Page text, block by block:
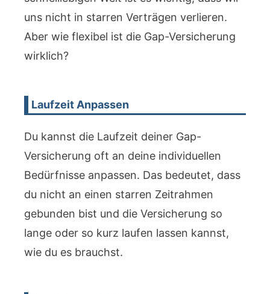
uns nicht in starren Verträgen verlieren.
Aber wie flexibel ist die Gap-Versicherung
wirklich?
Laufzeit Anpassen
Du kannst die Laufzeit deiner Gap-
Versicherung oft an deine individuellen
Bedürfnisse anpassen. Das bedeutet, dass
du nicht an einen starren Zeitrahmen
gebunden bist und die Versicherung so
lange oder so kurz laufen lassen kannst,
wie du es brauchst.